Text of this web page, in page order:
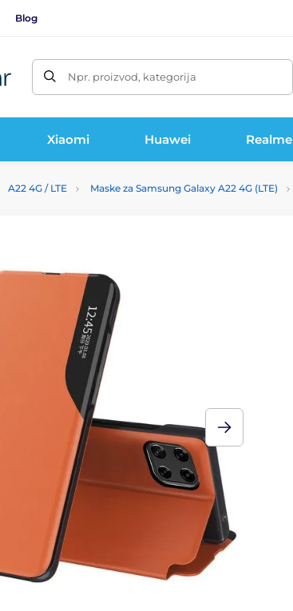
Blog
Npr. proizvod, kategorija
Xiaomi Huawei Realme
A22 4G / LTE Maske za Samsung Galaxy A22 4G (LTE)